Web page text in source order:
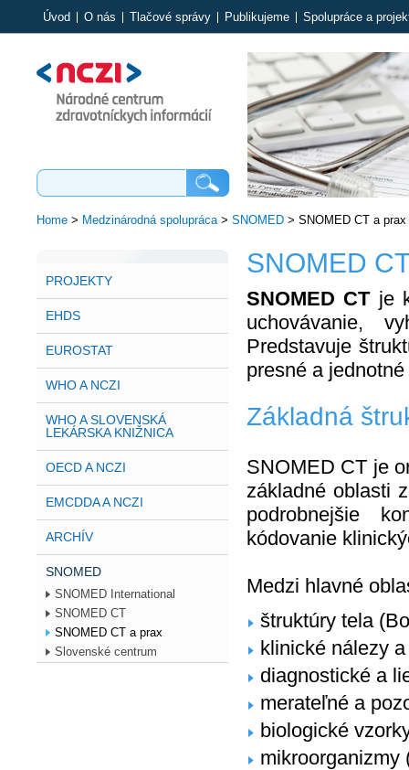
Úvod O nás Tlačové správy Publikujeme Spolupráce a
Home> Medzinárodná spolupráca> SNOMED> SNOMED CT a prax
PROJEKTY
EHDS
EUROSTAT
WHO A NCZI
WHO A SLOVENSKÁ
LEKÁRSKA KNIŽNICA
OECD A NCZI
EMCDDA A NCZI
ARCHÍV
SNOMED
SNOMED International
SNOMED CT
SNOMED CT a prax
Slovenské centrum
SNOMED
SNOMED CTje
uchovávanie,
Predstavuje
presné a
Základná
SNOMED CT je
základné oblasti
podrobnejšie
kódovanie
Medzi hlavné
štruktúry tela
klinické nálezy
diagnostické a
merateľné a
biologické
mikroorganizmy